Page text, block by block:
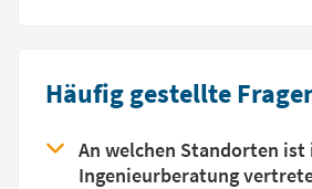
Häufig gestellte
An welchen Standorten ist
Ingenieurberatung